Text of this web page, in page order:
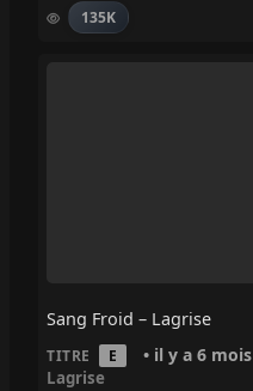
135K
Sang Froid – Lagrise
TITRE E • il y a 6 mois
Lagrise